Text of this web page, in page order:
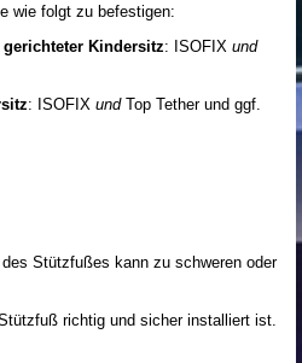
wie folgt zu befestigen:
Kindersitz: ISOFIX und
: ISOFIX undTop Tether und ggf.
Stützfußes kann zu schweren oder
richtig und sicher installiert ist.